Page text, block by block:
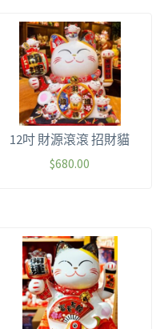
12吋 財源滾滾 招財貓
$680.00